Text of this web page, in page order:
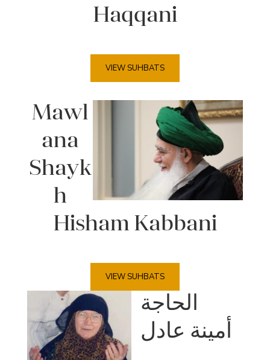
Haqqani
VIEW SUHBATS
Mawl
ana
Shayk
h
Hisham Kabbani
VIEW SUHBATS
الحاجة
أمينة عادل